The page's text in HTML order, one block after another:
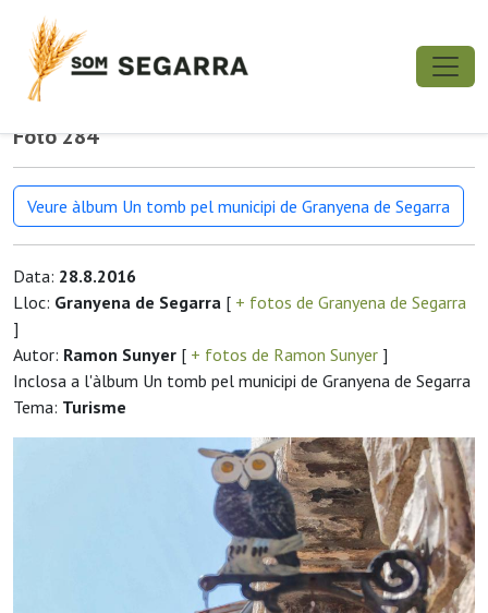
Foto 284
Veure àlbum Un tomb pel municipi de Granyena de Segarra
Data: 28.8.2016
Lloc: Granyena de Segarra [ + fotos de Granyena de Segarra
]
Autor: Ramon Sunyer [ + fotos de Ramon Sunyer ]
Inclosa a l'àlbum Un tomb pel municipi de Granyena de Segarra
Tema: Turisme